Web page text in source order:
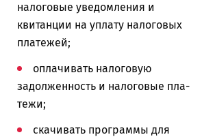
налоговые уведомления и
квитанции на уплату налоговых
платежей;
оплачивать налоговую
задолженность и налоговые пла-
тежи;
скачивать программы для